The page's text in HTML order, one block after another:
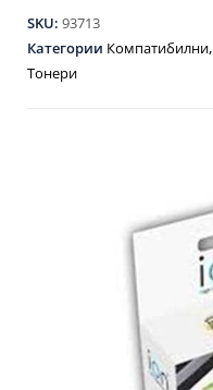
SKU: 93713
Категории Компатибилни,
Тонери